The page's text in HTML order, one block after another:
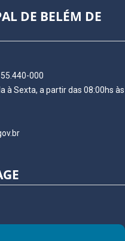
DE BELÉM DE
000
à Sexta, a partir das 08:00hs às